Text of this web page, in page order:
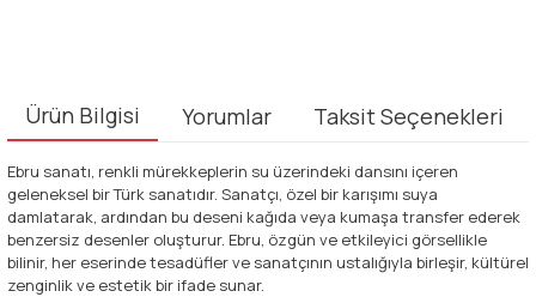
Ürün Bilgisi Yorumlar Taksit Seçenekleri
Ebru sanatı, renkli mürekkeplerin su üzerindeki dansını içeren
geleneksel bir Türk sanatıdır. Sanatçı, özel bir karışımı suya
damlatarak, ardından bu deseni kağıda veya kumaşa transfer ederek
benzersiz desenler oluşturur. Ebru, özgün ve etkileyici görsellikle
bilinir, her eserinde tesadüfler ve sanatçının ustalığıyla birleşir, kültürel
zenginlik ve estetik bir ifade sunar.